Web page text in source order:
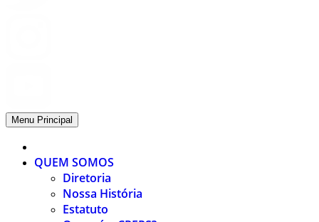
Menu Principal
QUEM SOMOS
Diretoria
Nossa História
Estatuto